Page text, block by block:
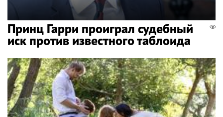
Принц Гарри проиграл судебный
иск против известного таблоида